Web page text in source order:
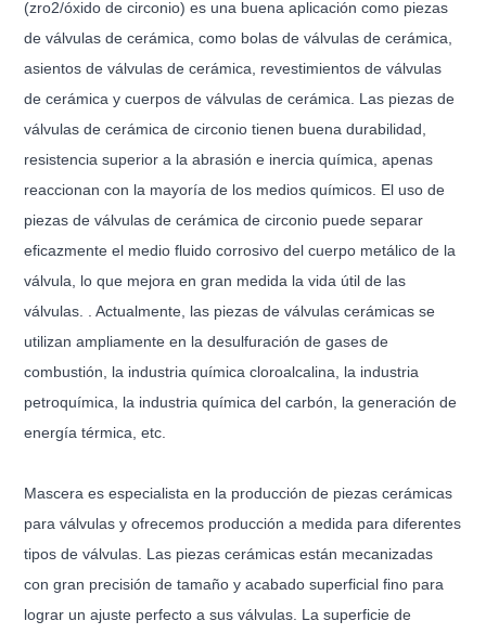
(zro2/óxido de circonio) es una buena aplicación como piezas
de válvulas de cerámica, como bolas de válvulas de cerámica,
asientos de válvulas de cerámica, revestimientos de válvulas
de cerámica y cuerpos de válvulas de cerámica. Las piezas de
válvulas de cerámica de circonio tienen buena durabilidad,
resistencia superior a la abrasión e inercia química, apenas
reaccionan con la mayoría de los medios químicos. El uso de
piezas de válvulas de cerámica de circonio puede separar
eficazmente el medio fluido corrosivo del cuerpo metálico de la
válvula, lo que mejora en gran medida la vida útil de las
válvulas. . Actualmente, las piezas de válvulas cerámicas se
utilizan ampliamente en la desulfuración de gases de
combustión, la industria química cloroalcalina, la industria
petroquímica, la industria química del carbón, la generación de
energía térmica, etc.
Mascera es especialista en la producción de piezas cerámicas
para válvulas y ofrecemos producción a medida para diferentes
tipos de válvulas. Las piezas cerámicas están mecanizadas
con gran precisión de tamaño y acabado superficial fino para
lograr un ajuste perfecto a sus válvulas. La superficie de